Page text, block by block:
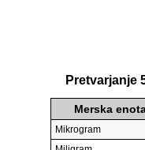
Pretvarjanje
Merska
Mikrogram